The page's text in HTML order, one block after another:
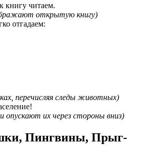
книгу читаем.
открытую книгу)
отгадаем:
перечисляя следы животных)
опускают их через стороны вниз)
Пингвины, Прыг-